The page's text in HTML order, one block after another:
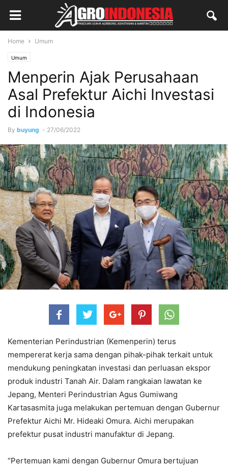
Home Umum
Umum
Menperin Ajak Perusahaan
Asal Prefektur Aichi Investasi
di Indonesia
By buyung - 27/06/2022
Kementerian Perindustrian (Kemenperin) terus
mempererat kerja sama dengan pihak-pihak terkait untuk
mendukung peningkatan investasi dan perluasan ekspor
produk industri Tanah Air. Dalam rangkaian lawatan ke
Jepang, Menteri Perindustrian Agus Gumiwang
Kartasasmita juga melakukan pertemuan dengan Gubernur
Prefektur Aichi Mr. Hideaki Omura. Aichi merupakan
prefektur pusat industri manufaktur di Jepang.
“Pertemuan kami dengan Gubernur Omura bertujuan